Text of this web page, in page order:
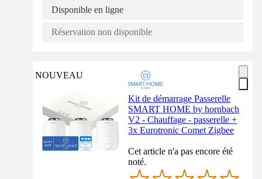
Disponible en ligne
Réservation non disponible
NOUVEAU
Kit de démarrage Passerelle
SMART HOME by hornbach
V2 - Chauffage - passerelle +
3x Eurotronic Comet Zigbee
Cet article n'a pas encore été
noté.